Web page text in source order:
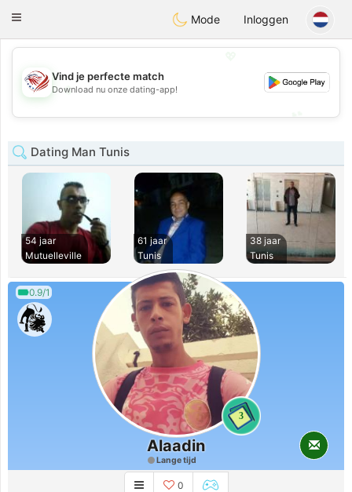
StatesDating
Toggle
Mode Inloggen
💖
💕
Vind je perfecte match
Download nu onze dating-app!
Dating Man Tunis
54 jaar
Mutuelleville
61 jaar
Tunis
38 jaar
Tunis
0.9/1
3
Alaadin
Lange tijd
0